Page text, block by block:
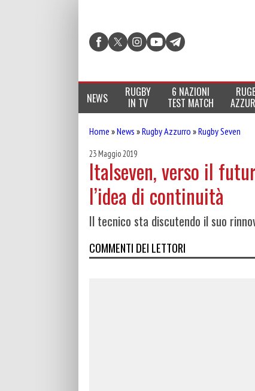
NEWS RUGBY
IN TV
6 NAZIONI
TEST MATCH
Home »News »Rugby Azzurro »Rugby Seven
23 Maggio 2019
Italseven, verso il
l’idea di continuità
Il tecnico sta discutendo il suo
COMMENTI DEI LETTORI